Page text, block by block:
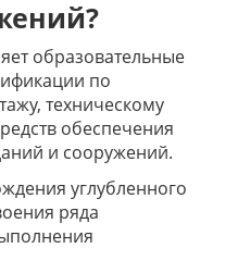
образовательные
по
техническому
обеспечения
и сооружений.
углубленного
ряда